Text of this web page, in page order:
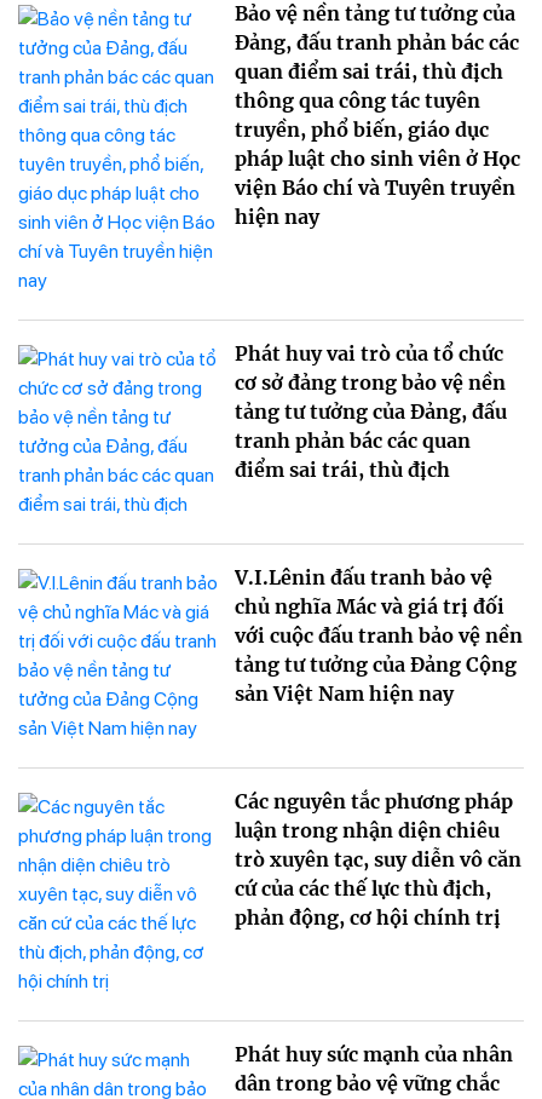
Bảo vệ nền tảng tư tưởng của
Đảng, đấu tranh phản bác các
quan điểm sai trái, thù địch
thông qua công tác tuyên
truyền, phổ biến, giáo dục
pháp luật cho sinh viên ở Học
viện Báo chí và Tuyên truyền
hiện nay
Phát huy vai trò của tổ chức
cơ sở đảng trong bảo vệ nền
tảng tư tưởng của Đảng, đấu
tranh phản bác các quan
điểm sai trái, thù địch
V.I.Lênin đấu tranh bảo vệ
chủ nghĩa Mác và giá trị đối
với cuộc đấu tranh bảo vệ nền
tảng tư tưởng của Đảng Cộng
sản Việt Nam hiện nay
Các nguyên tắc phương pháp
luận trong nhận diện chiêu
trò xuyên tạc, suy diễn vô căn
cứ của các thế lực thù địch,
phản động, cơ hội chính trị
Phát huy sức mạnh của nhân
dân trong bảo vệ vững chắc